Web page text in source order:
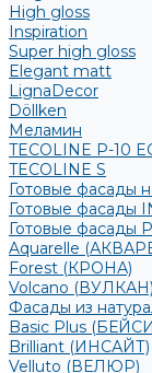
High gloss
Inspiration
Super high gloss
Elegant matt
LignaDecor
Döllken
Меламин
TECOLINE P-10
TECOLINE S
Готовые фасады
Готовые фасады
Готовые фасады
Aquarelle
Forest (КРОНА)
Volcano (ВУЛКАН)
Фасады из
Basic Plus
Brilliant (ИНСАЙТ)
Velluto (ВЕЛЮР)